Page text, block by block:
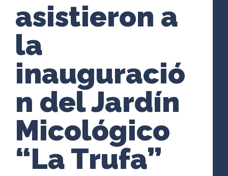
asistieron a
la
inauguració
n del Jardín
Micológico
“La Trufa”